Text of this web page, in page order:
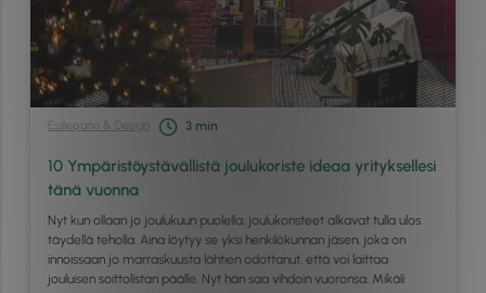
Esillepano & Design 3 min
10 Ympäristöystävällistä joulukoriste ideaa yrityksellesi
tänä vuonna
Nyt kun ollaan jo joulukuun puolella, joulukoristeet alkavat tulla ulos
täydellä teholla. Aina löytyy se yksi henkilökunnan jäsen, joka on
innoissaan jo marraskuusta lähtien odottanut, että voi laittaa
jouluisen soittolistan päälle. Nyt hän saa vihdoin vuoronsa. Mikäli